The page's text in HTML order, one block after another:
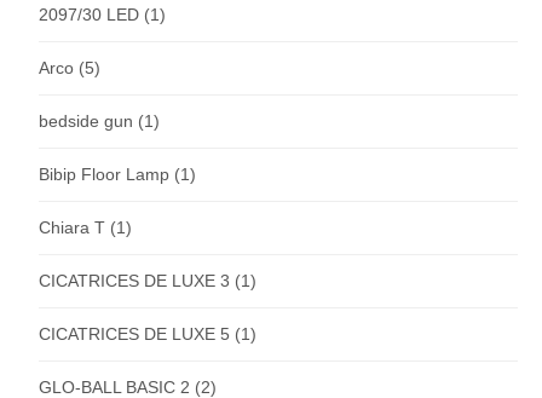
2097/30 LED (1)
Arco (5)
bedside gun (1)
Bibip Floor Lamp (1)
Chiara T (1)
CICATRICES DE LUXE 3 (1)
CICATRICES DE LUXE 5 (1)
GLO-BALL BASIC 2 (2)